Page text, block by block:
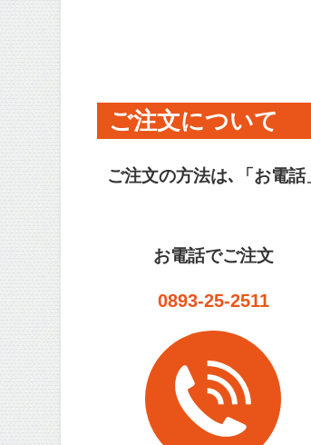
ご注文について
ご注文の方法は､「お電
お電話でご注文
0893-25-2511